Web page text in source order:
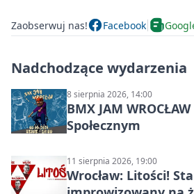
Zaobserwuj nas! Facebook
Nadchodzące wydarzenia
8 sierpnia 2026, 14:00
BMX JAM
Społecznym
11 sierpnia 2026, 19:00
Wrocław: Litości!